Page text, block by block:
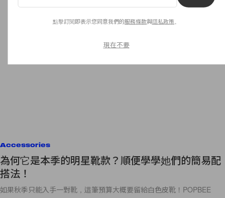
Accessories
為何它是本季的明星靴款？順便學學她們的簡易配
搭法！
如果秋季只能入手一對靴，這筆預算大概要留給白色皮靴！POPBEE
點擊訂閱即表示您同意我們的服務條款與隱私政策
現在不要